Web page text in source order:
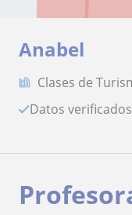
Anabel
Clases de
Datos verificados